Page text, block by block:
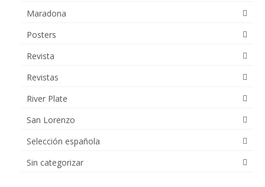
Maradona
Posters
Revista
Revistas
River Plate
San Lorenzo
Selección española
Sin categorizar